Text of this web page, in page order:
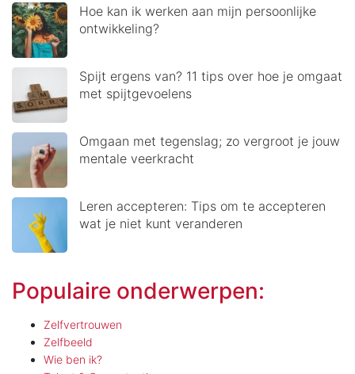
Hoe kan ik werken aan mijn persoonlijke
ontwikkeling?
Spijt ergens van? 11 tips over hoe je omgaat
met spijtgevoelens
Omgaan met tegenslag; zo vergroot je jouw
mentale veerkracht
Leren accepteren: Tips om te accepteren
wat je niet kunt veranderen
Populaire onderwerpen:
Zelfvertrouwen
Zelfbeeld
Wie ben ik?